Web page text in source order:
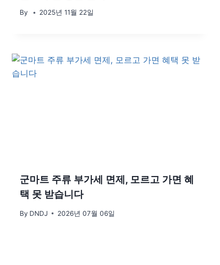
By 2025년 11월 22일
군마트 주류 부가세 면제, 모르고 가면 혜
택 못 받습니다
By DNDJ 2026년 07월 06일